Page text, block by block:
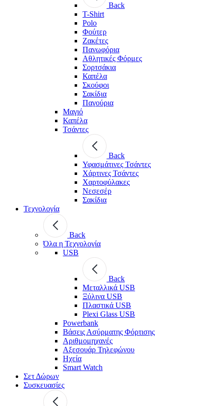
Back
T-Shirt
Polo
Φούτερ
Ζακέτες
Πανωφόρια
Αθλητικές Φόρμες
Σορτσάκια
Καπέλα
Σκούφοι
Σακίδια
Παγούρια
Μαγιό
Καπέλα
Τσάντες
Back
Υφασμάτινες Τσάντες
Χάρτινες Τσάντες
Χαρτοφύλακες
Νεσεσέρ
Σακίδια
Τεχνολογία
Back
Όλα η Τεχνολογία
USB
Back
Μεταλλικά USB
Ξύλινα USB
Πλαστικά USB
Plexi Glass USB
Powerbank
Βάσεις Ασύρματης Φόρτισης
Αριθμομηχανές
Αξεσουάρ Τηλεφώνου
Ηχεία
Smart Watch
Σετ Δώρων
Συσκευασίες